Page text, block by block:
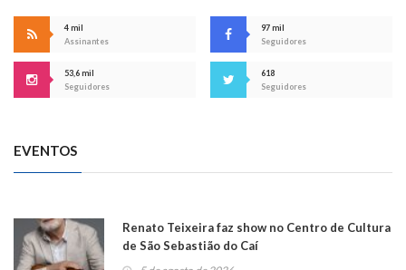
4 mil
Assinantes
97 mil
Seguidores
53,6 mil
Seguidores
618
Seguidores
EVENTOS
Renato Teixeira faz show no Centro de Cultura
de São Sebastião do Caí